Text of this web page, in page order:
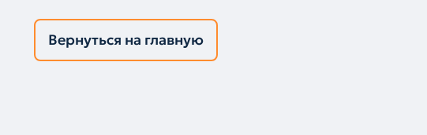
Вернуться на главную